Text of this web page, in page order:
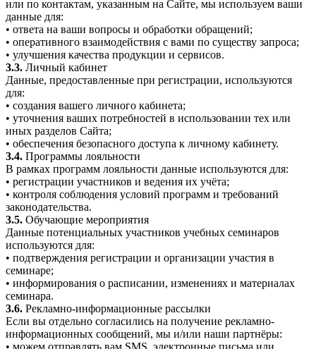
или по контактам, указанным на Сайте, мы используем ваши
данные для:
• ответа на ваши вопросы и обработки обращений;
• оперативного взаимодействия с вами по существу запроса;
• улучшения качества продукции и сервисов.
3.3. Личный кабинет
Данные, предоставленные при регистрации, используются
для:
• создания вашего личного кабинета;
• уточнения ваших потребностей в использовании тех или
иных разделов Сайта;
• обеспечения безопасного доступа к личному кабинету.
3.4. Программы лояльности
В рамках программ лояльности данные используются для:
• регистрации участников и ведения их учёта;
• контроля соблюдения условий программ и требований
законодательства.
3.5. Обучающие мероприятия
Данные потенциальных участников учебных семинаров
используются для:
• подтверждения регистрации и организации участия в
семинаре;
• информирования о расписании, изменениях и материалах
семинара.
3.6. Рекламно-информационные рассылки
Если вы отдельно согласились на получение рекламно-
информационных сообщений, мы и/или наши партнёры:
• можем отправлять вам SMS, электронные письма или